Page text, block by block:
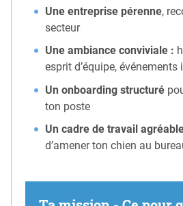
Une entreprise pérenne,
secteur
Une ambiance conviviale :
esprit d’équipe,
Un onboarding structuré
ton poste
Un cadre de travail
d’amener ton chien au